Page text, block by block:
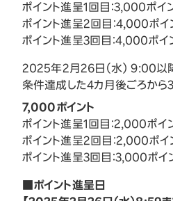
ポイント進呈1回目：3,000ポイ
ポイント進呈2回目：4,000ポイ
ポイント進呈3回目：4,000ポイ
2025年2月26日（水） 9:00以
条件達成した4カ月後ごろから
7,000ポイント
ポイント進呈1回目：2,000ポイ
ポイント進呈2回目：2,000ポイ
ポイント進呈3回目：3,000ポイ
■ポイント進呈日